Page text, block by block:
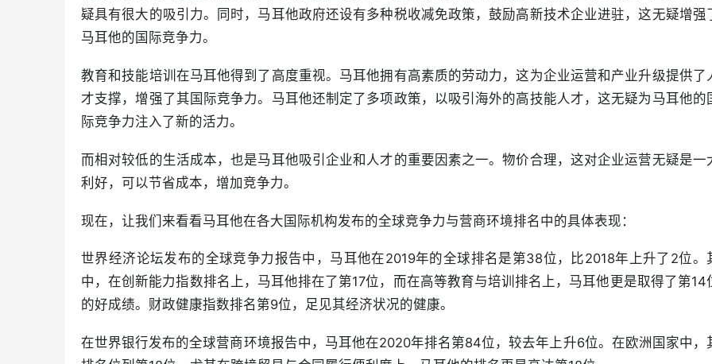
疑具有很大的吸引力。同时，马耳他政府还设有多种税收减免政策，鼓励高新技术企业进驻，这无疑增强
马耳他的国际竞争力。
教育和技能培训在马耳他得到了高度重视。马耳他拥有高素质的劳动力，这为企业运营和产业升级提供了
才支撑，增强了其国际竞争力。马耳他还制定了多项政策，以吸引海外的高技能人才，这无疑为马耳他的
际竞争力注入了新的活力。
而相对较低的生活成本，也是马耳他吸引企业和人才的重要因素之一。物价合理，这对企业运营无疑是一
利好，可以节省成本，增加竞争力。
现在，让我们来看看马耳他在各大国际机构发布的全球竞争力与营商环境排名中的具体表现：
世界经济论坛发布的全球竞争力报告中，马耳他在2019年的全球排名是第38位，比2018年上升了2位。
中，在创新能力指数排名上，马耳他排在了第17位，而在高等教育与培训排名上，马耳他更是取得了第14
的好成绩。财政健康指数排名第9位，足见其经济状况的健康。
在世界银行发布的全球营商环境报告中，马耳他在2020年排名第84位，较去年上升6位。在欧洲国家中，